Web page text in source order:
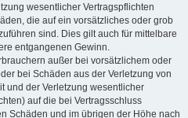
wesentlicher Vertragspflichten
die auf ein vorsätzliches oder grob
sind. Dies gilt auch für mittelbare
entgangenen Gewinn.
außer bei vorsätzlichem oder
bei Schäden aus der Verletzung von
und der Verletzung wesentlicher
auf die bei Vertragsschluss
Schäden und im übrigen der Höhe nach